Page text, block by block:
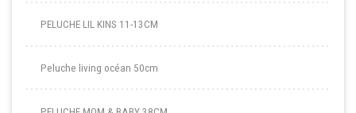
PELUCHE LIL KINS 11-13CM
Peluche living océan 50cm